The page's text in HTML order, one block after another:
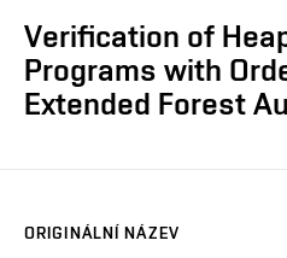
Verification of
Programs with
Extended Forest
ORIGINÁLNÍ NÁZEV